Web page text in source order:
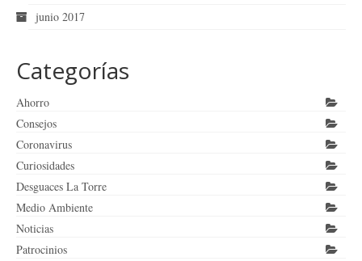
junio 2017
Categorías
Ahorro
Consejos
Coronavirus
Curiosidades
Desguaces La Torre
Medio Ambiente
Noticias
Patrocinios